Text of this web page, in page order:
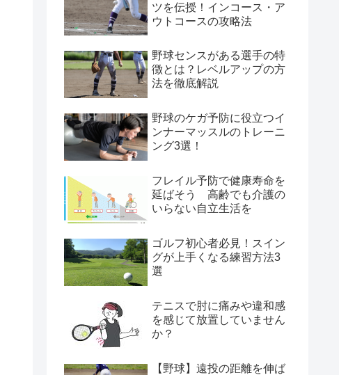
ツを伝授！インコース・ア
ウトコースの攻略法
野球センスがある選手の特
徴とは？レベルアップの方
法を徹底解説
野球のケガ予防に役立つイ
ンナーマッスルのトレーニ
ング3選！
フレイル予防で健康寿命を
延ばそう 高齢でも介護の
いらない自立生活を
ゴルフ初心者必見！スイン
グが上手くなる練習方法3
選
テニスで肘に痛みや違和感
を感じて放置していません
か？
【野球】遠投の距離を伸ば